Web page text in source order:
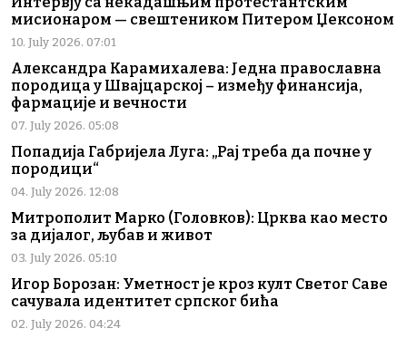
мисионаром — свештеником Питером Џексоном
10. July 2026. 07:01
Александра Карамихалева: Једна православна
породица у Швајцарској – између финансија,
фармације и вечности
07. July 2026. 05:08
Попадија Габријела Луга: „Рај треба да почне у
породици“
04. July 2026. 12:08
Митрополит Марко (Головков): Црква као место
за дијалог, љубав и живот
03. July 2026. 05:10
Игор Борозан: Уметност је кроз култ Светог Саве
сачувала идентитет српског бића
02. July 2026. 04:24